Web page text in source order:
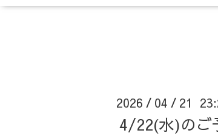
2026 / 04 / 21
4/22(水)のご